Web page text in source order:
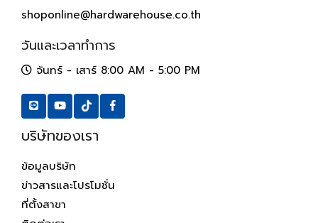
shoponline@hardwarehouse.co.th
วันและเวลาทำการ
จันทร์ - เสาร์ 8:00 AM - 5:00 PM
บริษัทของเรา
ข้อมูลบริษัท
ข่าวสารและโปรโมชั่น
ที่ตั้งสาขา